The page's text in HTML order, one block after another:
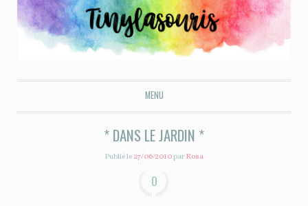
Tiny la souris
MENU
ALLER AU CONTENU PRINCIPAL
* DANS LE JARDIN *
Publié le27/06/2010parRosa
0